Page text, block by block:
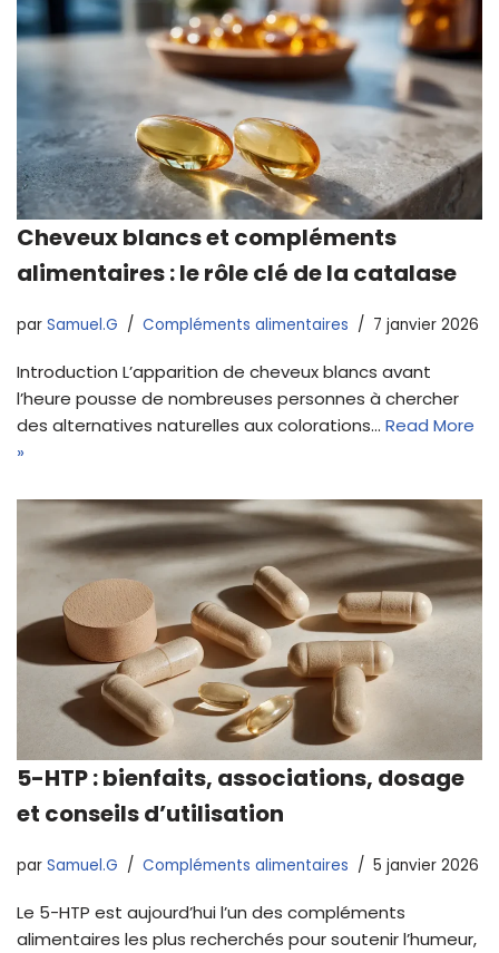
Cheveux blancs et compléments
alimentaires : le rôle clé de la catalase
par Samuel.G Compléments alimentaires 7 janvier 2026
Introduction L’apparition de cheveux blancs avant
l’heure pousse de nombreuses personnes à chercher
des alternatives naturelles aux colorations… Read More
»
5-HTP : bienfaits, associations, dosage
et conseils d’utilisation
par Samuel.G Compléments alimentaires 5 janvier 2026
Le 5-HTP est aujourd’hui l’un des compléments
alimentaires les plus recherchés pour soutenir l’humeur,